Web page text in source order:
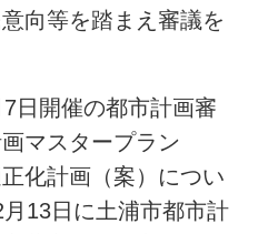
向等を踏まえ審議を
日開催の都市計画審
マスタープラン
化計画（案）につい
13日に土浦市都市計